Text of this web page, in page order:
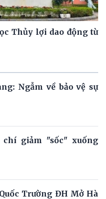
Thủy lợi dao động từ
Ngẫm về bảo vệ sự
giảm "sốc" xuống
Trường ĐH Mở Hà